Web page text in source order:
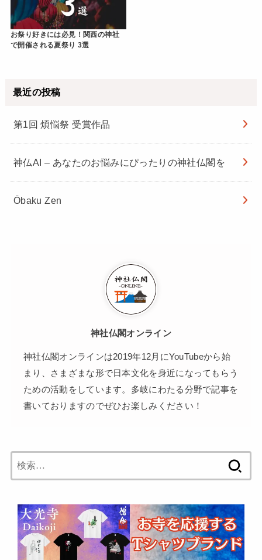
お祭り好きには必見！関西の神社
で開催される夏祭り 3選
最近の投稿
第1回 煩悩祭 受賞作品
神仏AI – あなたのお悩みにぴったりの神社仏閣を
Ōbaku Zen
神社仏閣オンライン
神社仏閣オンラインは2019年12月にYouTubeから始
まり、さまざまな形で日本文化を身近になってもらう
ための活動をしています。多岐にわたる分野で記事を
書いておりますのでぜひお楽しみください！
索: